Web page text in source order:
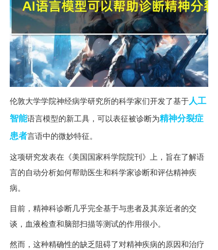
伦敦大学学院神经病学研究所的科学家们开发了基于人工
智能语言模型的新工具，可以表征被诊断为精神分裂症
患者言语中的微妙特征。
这项研究发表在《美国国家科学院院刊》上，旨在了解语
言的自动分析如何帮助医生和科学家诊断和评估精神疾
病。
目前，精神科诊断几乎完全基于与患者及其亲近者的交
谈，血液检查和脑部扫描等测试的作用很小。
然而，这种精确性的缺乏阻碍了对精神疾病的原因和治疗